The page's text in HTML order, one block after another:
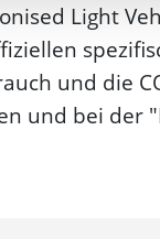
Light
und die
und bei der